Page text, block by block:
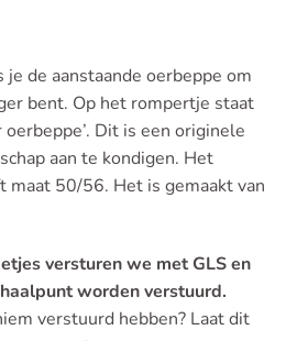
de aanstaande oerbeppe om
bent. Op het rompertje staat
Dit is een originele
aan te kondigen. Het
50/56. Het is gemaakt van
versturen we met GLS en
worden verstuurd.
verstuurd hebben? Laat dit